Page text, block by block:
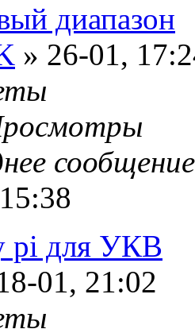
диапазон
» 26-01,
pi для УКВ
01, 21:02